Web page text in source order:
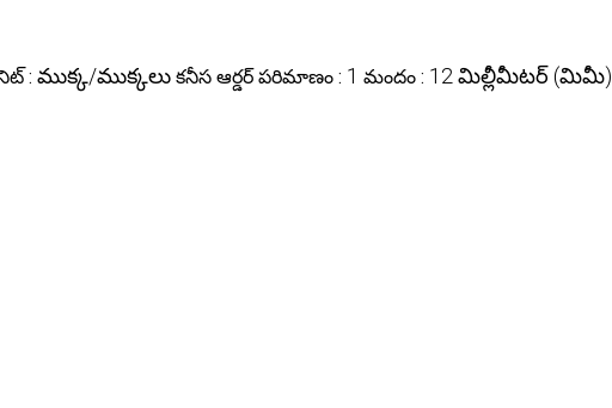
: ముక్క/ముక్కలు కనీస ఆర్డర్ పరిమాణం : 1 మందం : 12 మిల్లీమీటర్ (మిమీ)